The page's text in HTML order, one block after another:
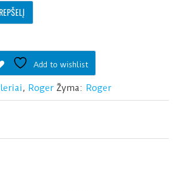
Add to wishlist
, Roger Žyma: Roger